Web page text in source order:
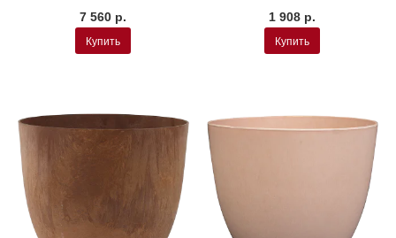
7 560 р.
Купить
1 908 р.
Купить